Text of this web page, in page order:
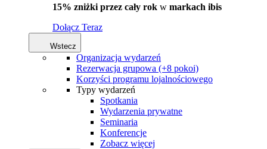
15% zniżki przez cały rok w markach ibis
Dołącz Teraz
Wstecz
Organizacja wydarzeń
Rezerwacja grupowa (+8 pokoi)
Korzyści programu lojalnościowego
Typy wydarzeń
Spotkania
Wydarzenia prywatne
Seminaria
Konferencje
Zobacz więcej